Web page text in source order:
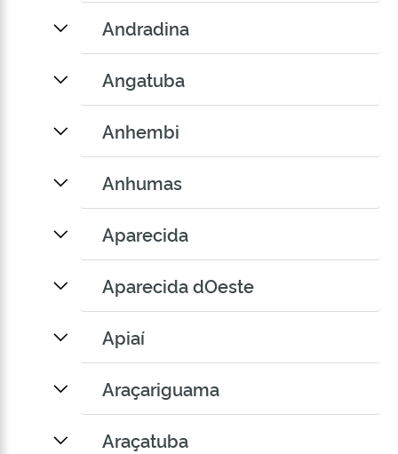
Andradina
Angatuba
Anhembi
Anhumas
Aparecida
Aparecida dOeste
Apiaí
Araçariguama
Araçatuba